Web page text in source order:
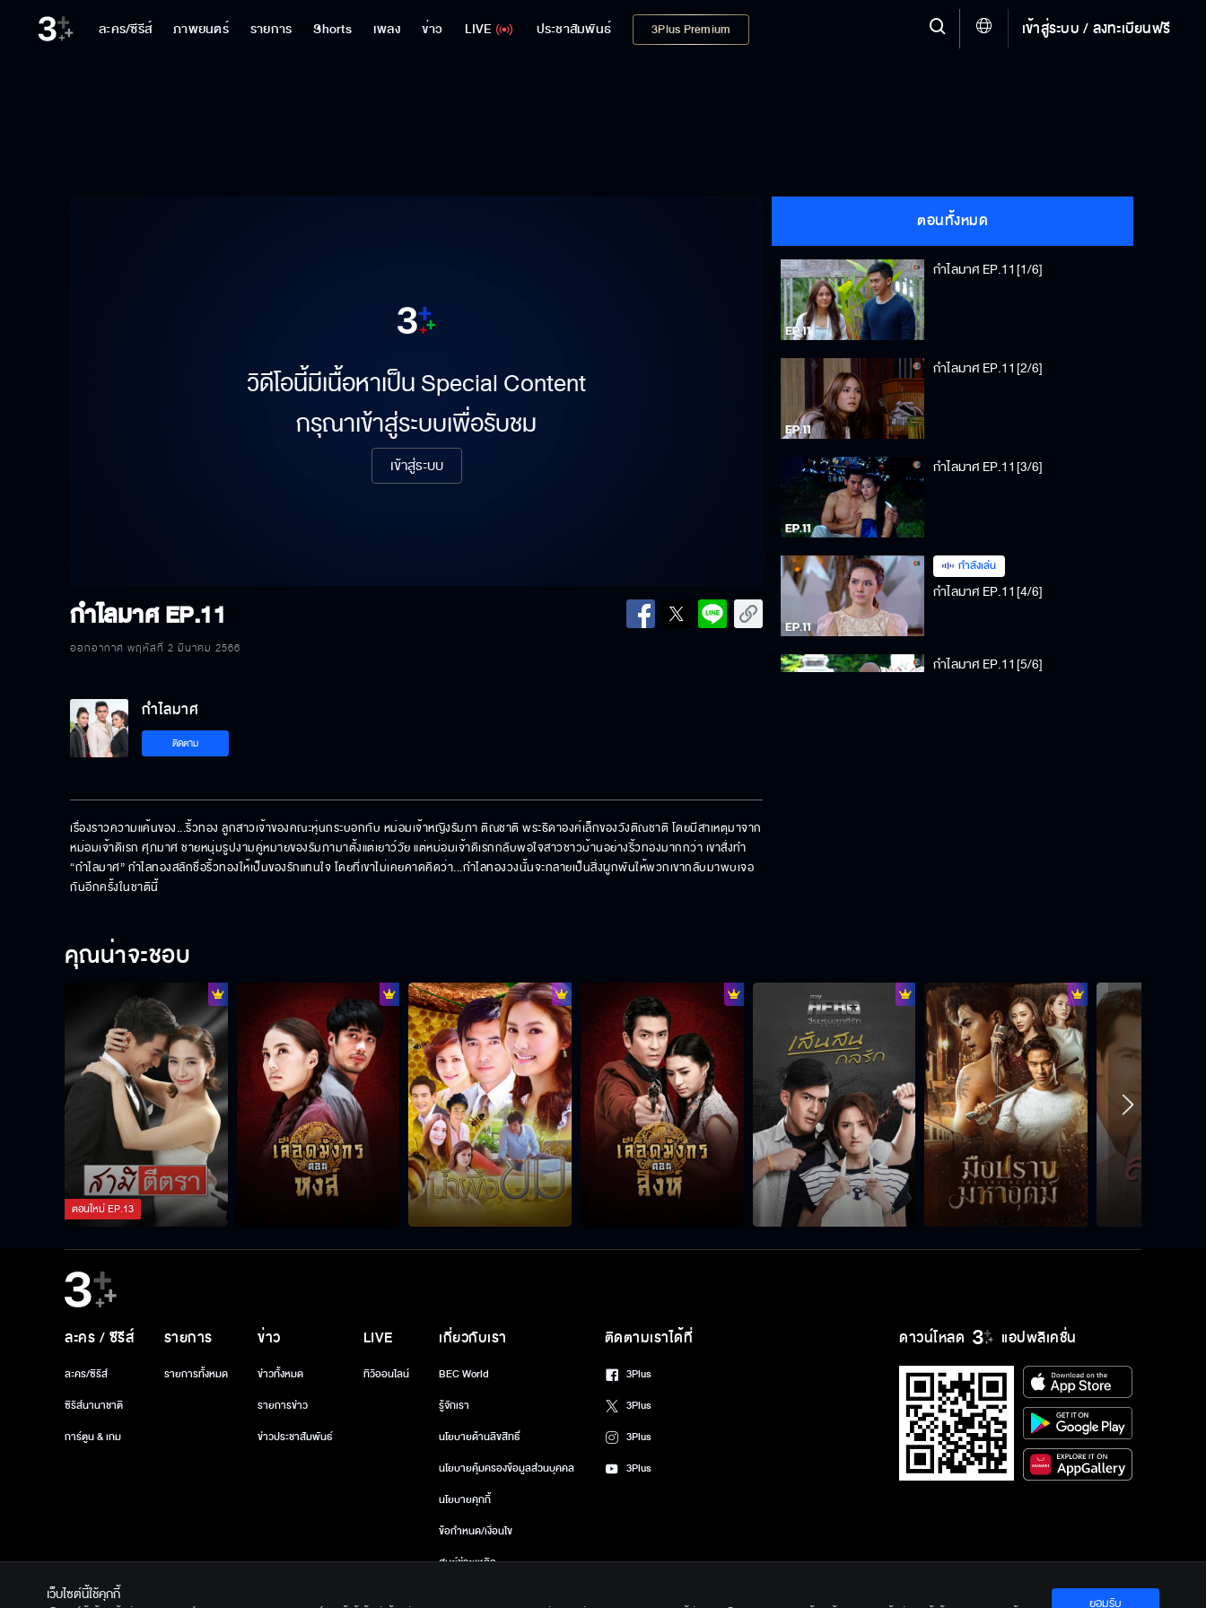
ละคร/ซีรีส์ ภาพยนตร์ รายการ Shorts เพลง ข่าว LIVE ประชาสัมพันธ์ 3Plus Premium เข้าสู่ระบบ / ลงทะเบียนฟรี
วิดีโอนี้มีเนื้อหาเป็น Special Content
กรุณาเข้าสู่ระบบเพื่อรับชม
เข้าสู่ระบบ
กำไลมาศEP.11
ออกอากาศ พฤหัสที่ 2 มีนาคม 2566
ตอนทั้งหมด
กำไลมาศ EP.11[1/6]
กำไลมาศ EP.11[2/6]
กำไลมาศ EP.11[3/6]
กำลังเล่น
กำไลมาศ EP.11[4/6]
กำไลมาศ EP.11[5/6]
กำไลมาศ
ติดตาม
เรื่องราวความแค้นของ...ริ้วทอง ลูกสาวเจ้าของคณะหุ่นกระบอกกับ หม่อมเจ้าหญิงรัมภา ติณชาติ พระธิดาองค์เล็กของวังติณชาติ โดยมีสาเหตุมาจาก
หม่อมเจ้าดิเรก ศุภมาศ ชายหนุ่มรูปงามคู่หมายของรัมภามาตั้งแต่เยาว์วัย แต่หม่อมเจ้าดิเรกกลับพอใจสาวชาวบ้านอย่างริ้วทองมากกว่า เขาสั่งทำ
“กำไลมาศ” กำไลทองสลักชื่อริ้วทองให้เป็นของรักแทนใจ โดยที่เขาไม่เคยคาดคิดว่า...กำไลทองวงนั้นจะกลายเป็นสิ่งผูกพันให้พวกเขากลับมาพบเจอ
กันอีกครั้งในชาตินี้
คุณน่าจะชอบ
ตอนใหม่EP.13
ดาวน์โหลด แอปพลิเคชั่น
ละคร / ซีรีส์
ละคร/ซีรีส์
ซีรีส์นานาชาติ
การ์ตูน & เกม
รายการ
รายการทั้งหมด
ข่าว
ข่าวทั้งหมด
รายการข่าว
ข่าวประชาสัมพันธ์
LIVE
ทีวีออนไลน์
เกี่ยวกับเรา
BEC World
รู้จักเรา
นโยบายด้านลิขสิทธิ์
นโยบายคุ้มครองข้อมูลส่วนบุคคล
นโยบายคุกกี้
ข้อกำหนด/เงื่อนไข
ศูนย์ช่วยเหลือ
ติดตามเราได้ที่
3Plus
3Plus
3Plus
3Plus
เว็บไซต์นี้ใช้คุกกี้ ยอมรับ